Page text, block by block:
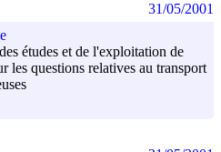
études et de l'exploitation de
les questions relatives au transport
31/05/2001